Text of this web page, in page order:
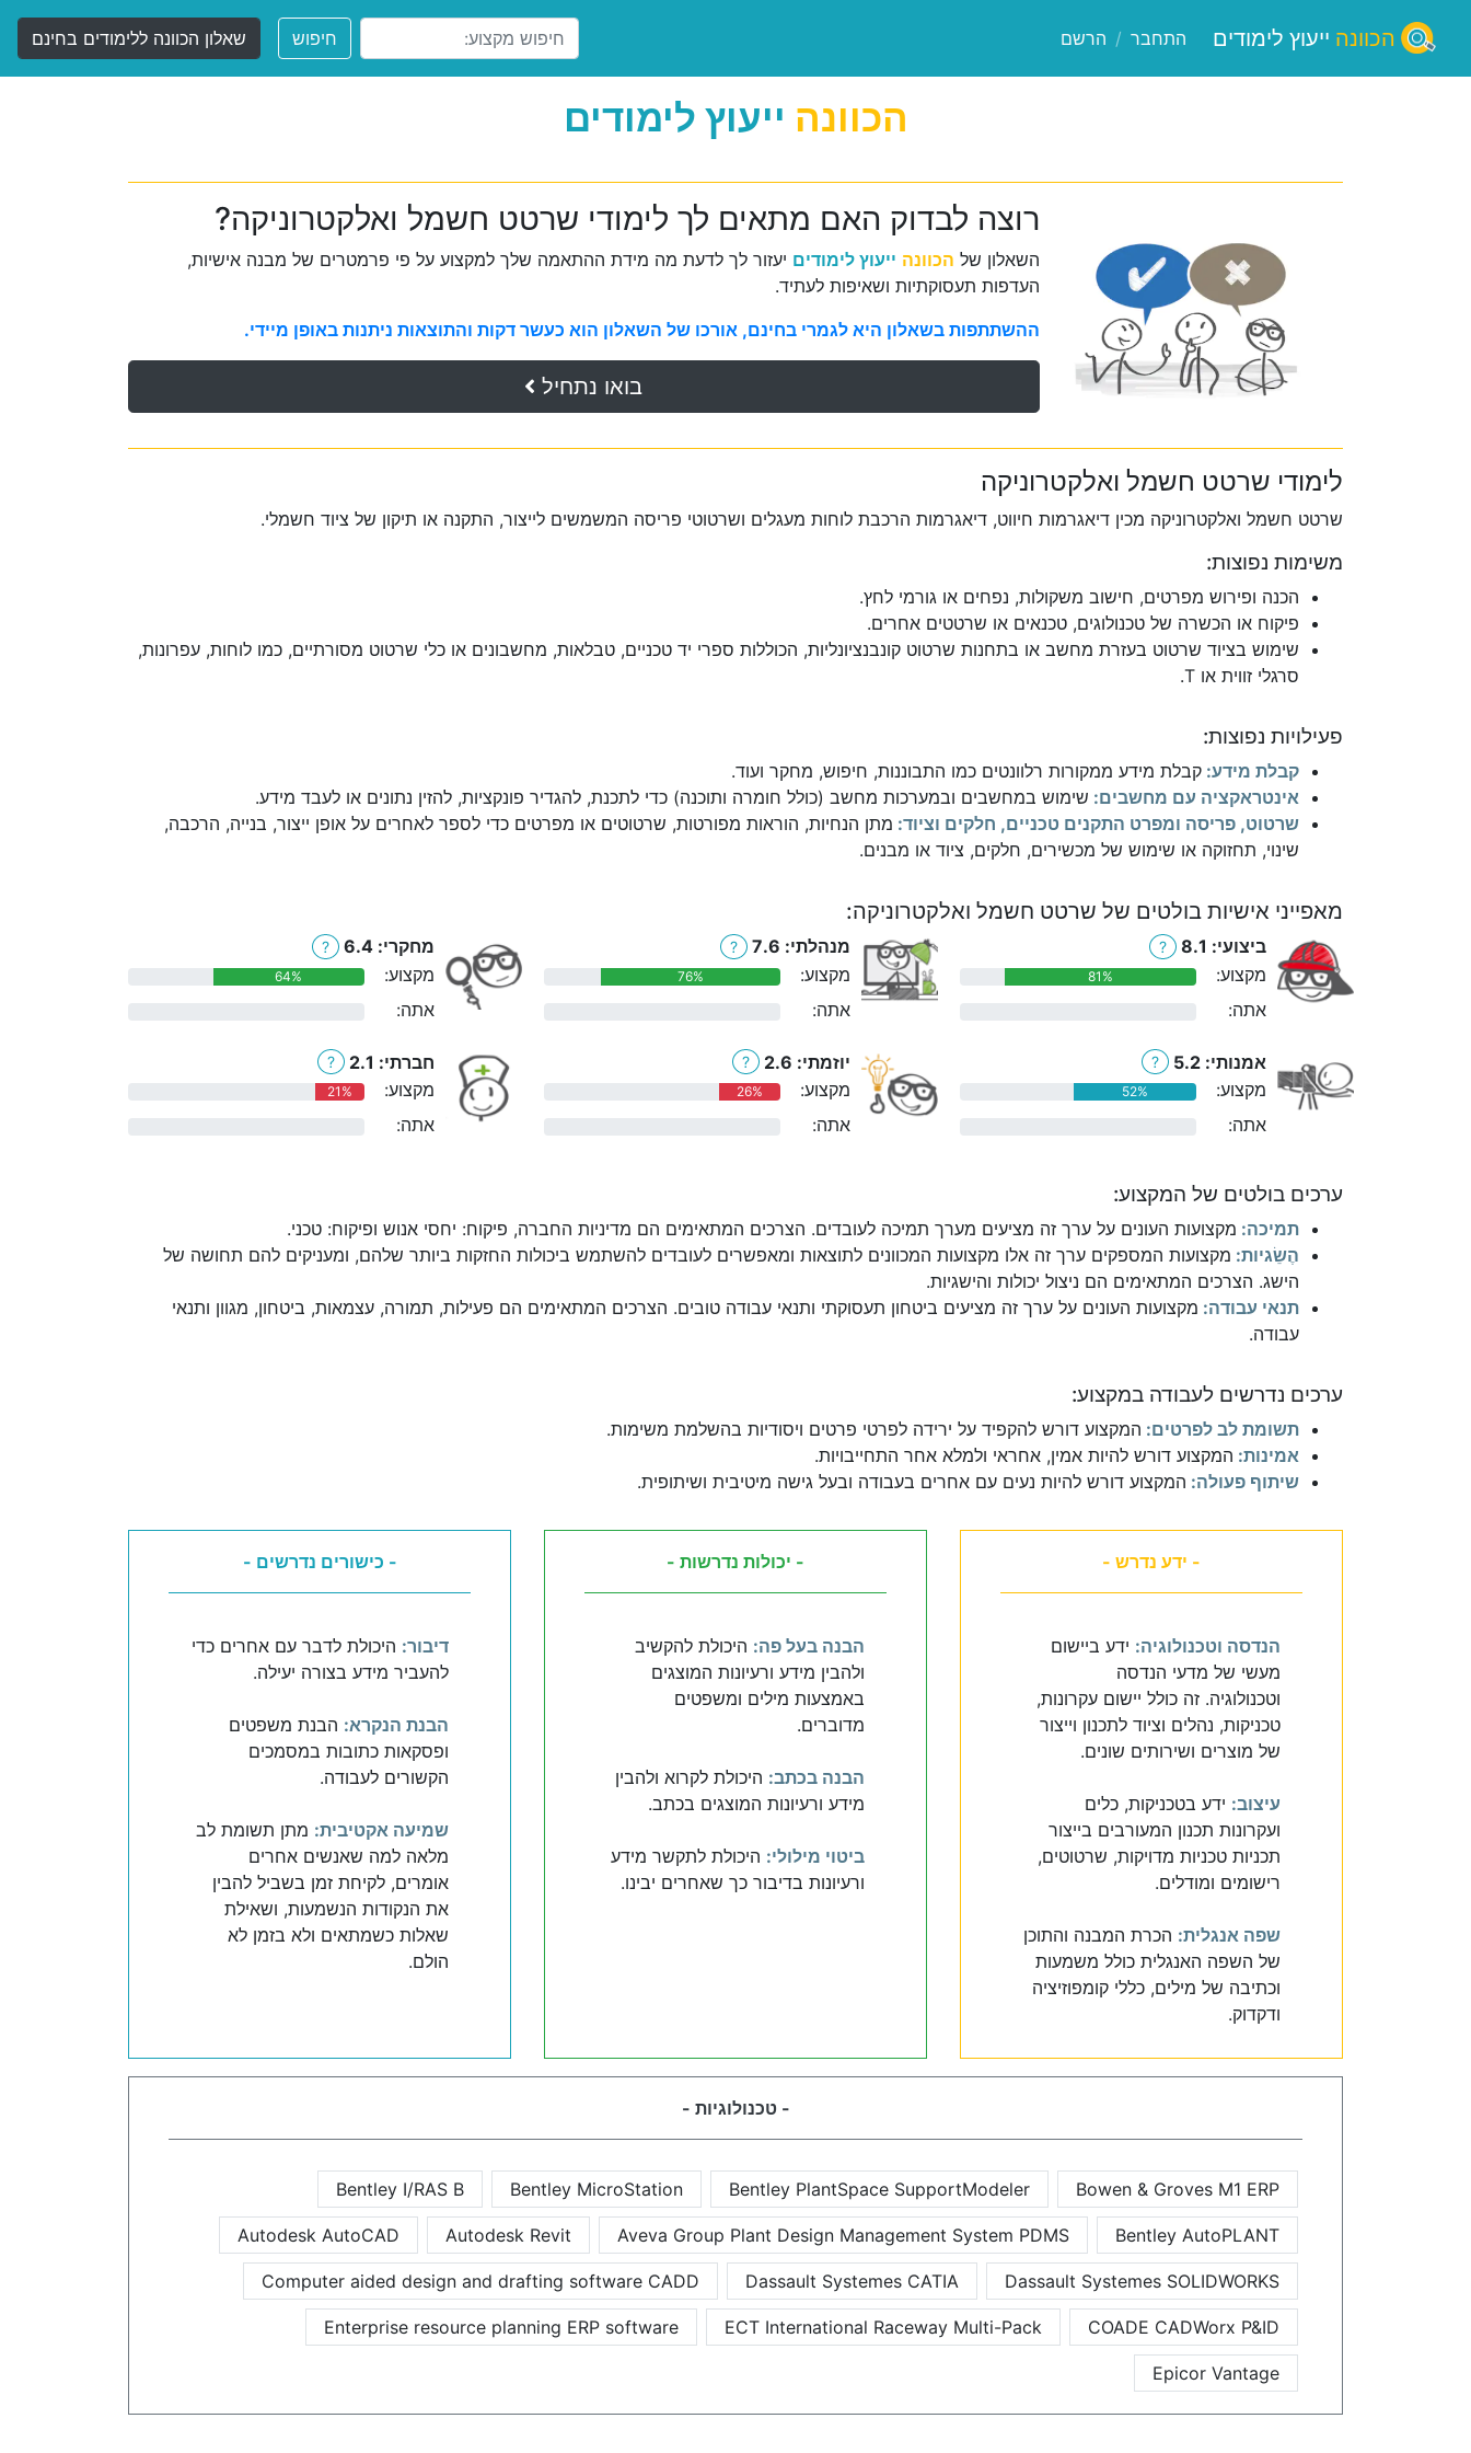
הכוונה ייעוץ לימודים התחבר / הרשם חיפוש שאלון הכוונה ללימודים בחינם
הכוונה ייעוץ לימודים
רוצה לבדוק האם מתאים לך לימודי שרטט חשמל ואלקטרוניקה?
השאלון של הכוונה ייעוץ לימודים יעזור לך לדעת מה מידת ההתאמה שלך למקצוע על פי פרמטרים של מבנה אישיות,
העדפות תעסוקתיות ושאיפות לעתיד.
ההשתתפות בשאלון היא לגמרי בחינם, אורכו של השאלון הוא כעשר דקות והתוצאות ניתנות באופן מיידי.
בואו נתחיל
לימודי שרטט חשמל ואלקטרוניקה
שרטט חשמל ואלקטרוניקה מכין דיאגרמות חיווט, דיאגרמות הרכבת לוחות מעגלים ושרטוטי פריסה המשמשים לייצור, התקנה או תיקון של ציוד חשמלי.
משימות נפוצות:
הכנה ופירוש מפרטים, חישוב משקולות, נפחים או גורמי לחץ.
פיקוח או הכשרה של טכנולוגים, טכנאים או שרטטים אחרים.
שימוש בציוד שרטוט בעזרת מחשב או בתחנות שרטוט קונבנציונליות, הכוללות ספרי יד טכניים, טבלאות, מחשבונים או כלי שרטוט מסורתיים, כמו לוחות, עפרונות,
סרגלי זווית או T.
פעילויות נפוצות:
קבלת מידע: קבלת מידע ממקורות רלוונטים כמו התבוננות, חיפוש, מחקר ועוד.
אינטראקציה עם מחשבים: שימוש במחשבים ובמערכות מחשב (כולל חומרה ותוכנה) כדי לתכנת, להגדיר פונקציות, להזין נתונים או לעבד מידע.
שרטוט, פריסה ומפרט התקנים טכניים, חלקים וציוד: מתן הנחיות, הוראות מפורטות, שרטוטים או מפרטים כדי לספר לאחרים על אופן ייצור, בנייה, הרכבה,
שינוי, תחזוקה או שימוש של מכשירים, חלקים, ציוד או מבנים.
מאפייני אישיות בולטים של שרטט חשמל ואלקטרוניקה:
ביצועי: 8.1 ?
מקצוע: 81%
אתה:
מנהלתי: 7.6 ?
מקצוע: 76%
אתה:
מחקרי: 6.4 ?
מקצוע: 64%
אתה:
אמנותי: 5.2 ?
מקצוע: 52%
אתה:
יוזמתי: 2.6 ?
מקצוע: 26%
אתה:
חברתי: 2.1 ?
מקצוע: 21%
אתה:
ערכים בולטים של המקצוע:
תמיכה: מקצועות העונים על ערך זה מציעים מערך תמיכה לעובדים. הצרכים המתאימים הם מדיניות החברה, פיקוח: יחסי אנוש ופיקוח: טכני.
הֶשֵׂגיות: מקצועות המספקים ערך זה אלו מקצועות המכוונים לתוצאות ומאפשרים לעובדים להשתמש ביכולות החזקות ביותר שלהם, ומעניקים להם תחושה של
הישג. הצרכים המתאימים הם ניצול יכולות והישגיות.
תנאי עבודה: מקצועות העונים על ערך זה מציעים ביטחון תעסוקתי ותנאי עבודה טובים. הצרכים המתאימים הם פעילות, תמורה, עצמאות, ביטחון, מגוון ותנאי
עבודה.
ערכים נדרשים לעבודה במקצוע:
תשומת לב לפרטים: המקצוע דורש להקפיד על ירידה לפרטי פרטים ויסודיות בהשלמת משימות.
אמינות: המקצוע דורש להיות אמין, אחראי ולמלא אחר התחייבויות.
שיתוף פעולה: המקצוע דורש להיות נעים עם אחרים בעבודה ובעל גישה מיטיבית ושיתופית.
- ידע נדרש -
הנדסה וטכנולוגיה: ידע ביישום
מעשי של מדעי הנדסה
וטכנולוגיה. זה כולל יישום עקרונות,
טכניקות, נהלים וציוד לתכנון וייצור
של מוצרים ושירותים שונים.
עיצוב: ידע בטכניקות, כלים
ועקרונות תכנון המעורבים בייצור
תכניות טכניות מדויקות, שרטוטים,
רישומים ומודלים.
שפה אנגלית: הכרת המבנה והתוכן
של השפה האנגלית כולל משמעות
וכתיבה של מילים, כללי קומפוזיציה
ודקדוק.
- יכולות נדרשות -
הבנה בעל פה: היכולת להקשיב
ולהבין מידע ורעיונות המוצגים
באמצעות מילים ומשפטים
מדוברים.
הבנה בכתב: היכולת לקרוא ולהבין
מידע ורעיונות המוצגים בכתב.
ביטוי מילולי: היכולת לתקשר מידע
ורעיונות בדיבור כך שאחרים יבינו.
- כישורים נדרשים -
דיבור: היכולת לדבר עם אחרים כדי
להעביר מידע בצורה יעילה.
הבנת הנקרא: הבנת משפטים
ופסקאות כתובות במסמכים
הקשורים לעבודה.
שמיעה אקטיבית: מתן תשומת לב
מלאה למה שאנשים אחרים
אומרים, לקיחת זמן בשביל להבין
את הנקודות הנשמעות, ושאילת
שאלות כשמתאים ולא בזמן לא
הולם.
- טכנולוגיות -
Bowen & Groves M1 ERP
Bentley PlantSpace SupportModeler
Bentley MicroStation
Bentley I/RAS B
Bentley AutoPLANT
Aveva Group Plant Design Management System PDMS
Autodesk Revit
Autodesk AutoCAD
Dassault Systemes SOLIDWORKS
Dassault Systemes CATIA
Computer aided design and drafting software CADD
COADE CADWorx P&ID
ECT International Raceway Multi-Pack
Enterprise resource planning ERP software
Epicor Vantage